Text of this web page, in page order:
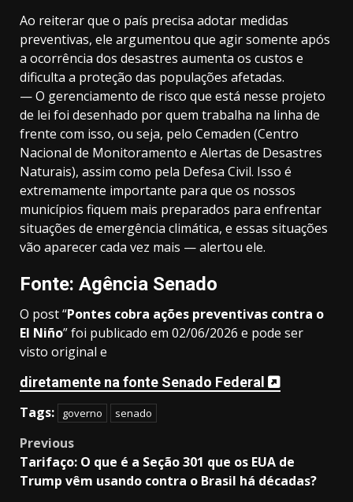
Ao reiterar que o país precisa adotar medidas
preventivas, ele argumentou que agir somente após
a ocorrência dos desastres aumenta os custos e
dificulta a proteção das populações afetadas.
— O gerenciamento de risco que está nesse projeto
de lei foi desenhado por quem trabalha na linha de
frente com isso, ou seja, pelo Cemaden (Centro
Nacional de Monitoramento e Alertas de Desastres
Naturais), assim como pela Defesa Civil. Isso é
extremamente importante para que os nossos
municípios fiquem mais preparados para enfrentar
situações de emergência climática, e essas situações
vão aparecer cada vez mais — alertou ele.
Fonte: Agência Senado
O post “Pontes cobra ações preventivas contra o
El Niño” foi publicado em 02/06/2026 e pode ser
visto original e
diretamente na fonte Senado Federal
Tags: governo senado
Post
navigation
Previous
Tarifaço: O que é a Seção 301 que os EUA de
Trump vêm usando contra o Brasil há décadas?